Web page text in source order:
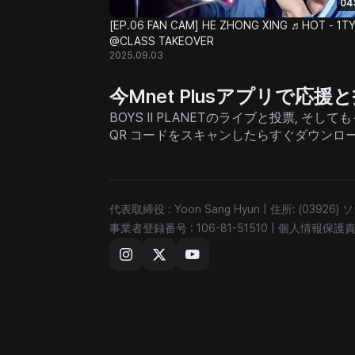
[EP.06 FAN CAM] HE ZHONG XING ♬HOT -
@CLASS TAKEOVER
2025.09.03
今Mnet Plusアプリで応援
BOYS II PLANETのライブと投票, そして
QR コードをスキャンしたらすぐダウンロ
代表取締役 : Yoon Sang Hyun
住所: (03926)
事業者登録番号 : 106-81-51510
個人情報保護